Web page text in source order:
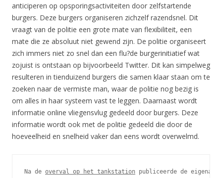
anticiperen op opsporingsactiviteiten door zelfstartende
burgers. Deze burgers organiseren zichzelf razendsnel. Dit
vraagt van de politie een grote mate van flexibiliteit, een
mate die ze absoluut niet gewend zijn. De politie organiseert
zich immers niet zo snel dan een flu?de burgerinitiatief wat
zojuist is ontstaan op bijvoorbeeld Twitter. Dit kan simpelweg
resulteren in tienduizend burgers die samen klaar staan om te
zoeken naar de vermiste man, waar de politie nog bezig is
om alles in haar systeem vast te leggen. Daarnaast wordt
informatie online vliegensvlug gedeeld door burgers. Deze
informatie wordt ook met de politie gedeeld die door de
hoeveelheid en snelheid vaker dan eens wordt overwelmd.
Na de overval op het tankstation publiceerde de